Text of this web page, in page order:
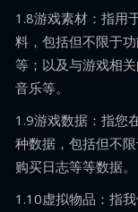
1.8游戏素材：指用
料，包括但不限于
等；以及与游戏相
音乐等。
1.9游戏数据：指您
种数据，包括但不
购买日志等等数据。
1.10虚拟物品：指